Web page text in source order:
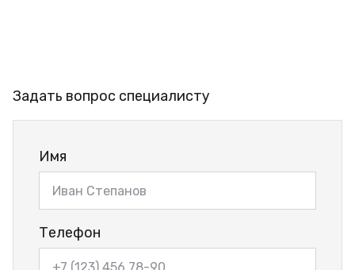
Задать вопрос специалисту
Имя
Телефон